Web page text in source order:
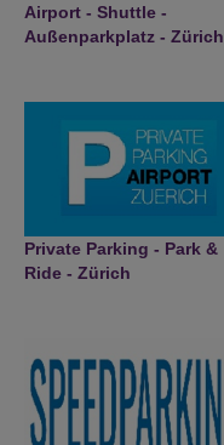
Airport - Shuttle -
Außenparkplatz - Zürich
Private Parking - Park &
Ride - Zürich